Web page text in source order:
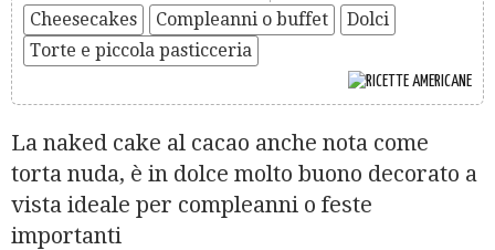
Cheesecakes
Compleanni o buffet
Dolci
Torte e piccola pasticceria
La naked cake al cacao anche nota come
torta nuda, è in dolce molto buono decorato a
vista ideale per compleanni o feste
importanti